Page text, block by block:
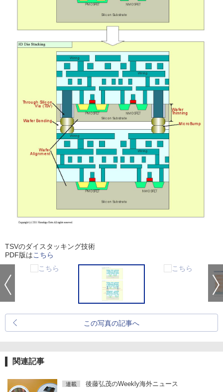
TSVのダイスタッキング技術
PDF版はこちら
この写真の記事へ
関連記事
連載 後藤弘茂のWeekly海外ニュース